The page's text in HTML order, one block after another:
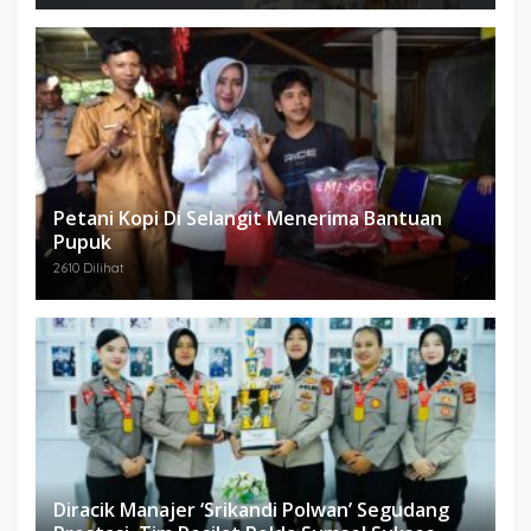
Petani Kopi Di Selangit Menerima Bantuan
Pupuk
2610 Dilihat
Diracik Manajer ‘Srikandi Polwan’ Segudang